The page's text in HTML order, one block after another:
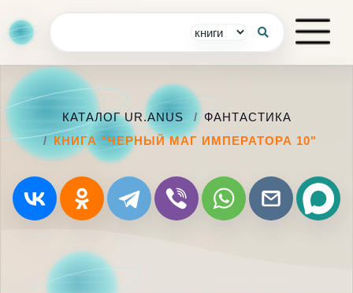
КАТАЛОГ UR.ANUS
ФАНТАСТИКА
КНИГА "ЧЕРНЫЙ МАГ ИМПЕРАТОРА 10"